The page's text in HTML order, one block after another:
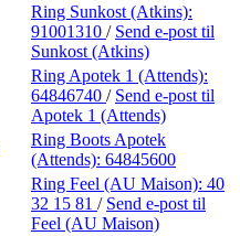
Ring Sunkost (Atkins):
91001310 / Send e-post til
Sunkost (Atkins)
Ring Apotek 1 (Attends):
64846740 / Send e-post til
Apotek 1 (Attends)
Ring Boots Apotek
(Attends): 64845600
Ring Feel (AU Maison): 40
32 15 81 / Send e-post til
Feel (AU Maison)